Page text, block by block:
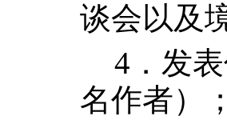
谈会以及
4．发
名作者）；